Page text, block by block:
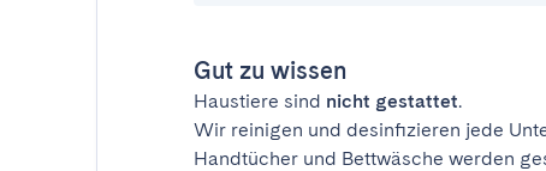
Gut zu wissen
Haustiere sind nicht gestattet.
Wir reinigen und desinfizieren jede
Handtücher und Bettwäsche werden